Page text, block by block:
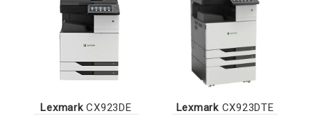
LexmarkCX923DE LexmarkCX923DTE